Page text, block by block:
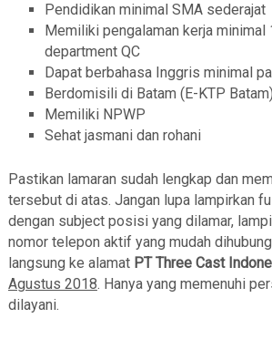
Pendidikan minimal SMA sederajat
Memiliki pengalaman kerja minimal
department QC
Dapat berbahasa Inggris minimal
Berdomisili di Batam (E-KTP Batam)
Memiliki NPWP
Sehat jasmani dan rohani
Pastikan lamaran sudah lengkap dan
tersebut di atas. Jangan lupa lampirkan
dengan subject posisi yang dilamar,
nomor telepon aktif yang mudah
langsung ke alamat PT Three Cast
Agustus 2018. Hanya yang memenuhi
dilayani.